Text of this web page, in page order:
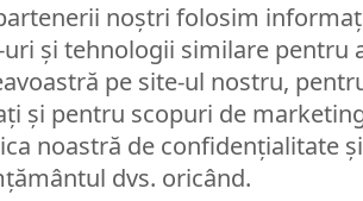
noștri folosim
uri și tehnologii similare pentru
pe site-ul nostru,
și pentru scopuri de
noastră de confidențialitate
dvs. oricând.